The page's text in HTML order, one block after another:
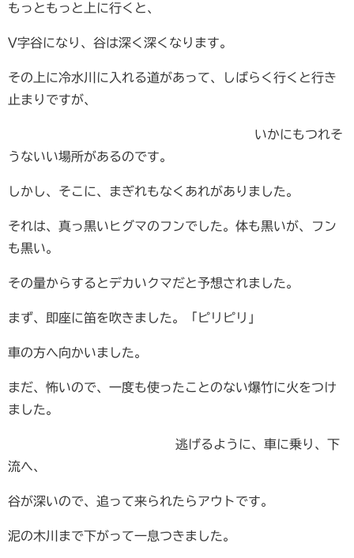
もっともっと上に行くと、
V字谷になり、谷は深く深くなります。
その上に冷水川に入れる道があって、しばらく行くと行き
止まりですが、
いかにもつれそ
うないい場所があるのです。
しかし、そこに、まぎれもなくあれがありました。
それは、真っ黒いヒグマのフンでした。体も黒いが、フン
も黒い。
その量からするとデカいクマだと予想されました。
まず、即座に笛を吹きました。「ピリピリ」
車の方へ向かいました。
まだ、怖いので、一度も使ったことのない爆竹に火をつけ
ました。
逃げるように、車に乗り、下
流へ、
谷が深いので、追って来られたらアウトです。
泥の木川まで下がって一息つきました。